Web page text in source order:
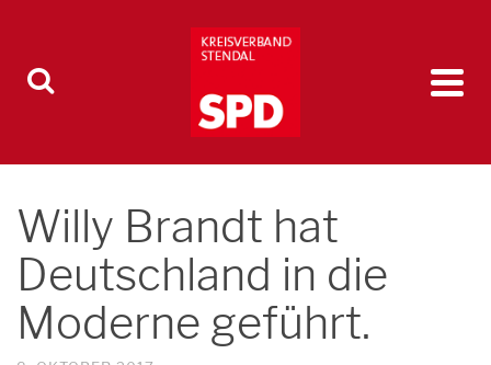
Willy Brandt hat
Deutschland in die
Moderne geführt.